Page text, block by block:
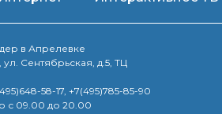
в Апрелевке
Сентябрьская, д.5, ТЦ
58-17, +7(495)785-85-90
с 09.00 до 20.00